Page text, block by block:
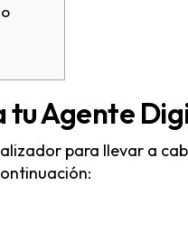
tu Agente
para llevar a